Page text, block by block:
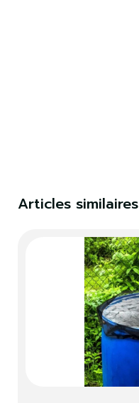
Articles similaires